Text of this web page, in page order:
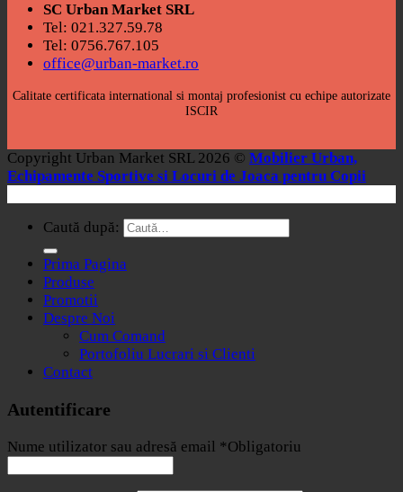
SC Urban Market SRL
Tel: 021.327.59.78
Tel: 0756.767.105
office@urban-market.ro
Calitate certificata international si montaj profesionist cu echipe autorizate
ISCIR
Copyright Urban Market SRL 2026 © Mobilier Urban,
Echipamente Sportive si Locuri de Joaca pentru Copii
Caută după:
Prima Pagina
Produse
Promotii
Despre Noi
Cum Comand
Portofoliu Lucrari si Clienti
Contact
Autentificare
Nume utilizator sau adresă email *Obligatoriu